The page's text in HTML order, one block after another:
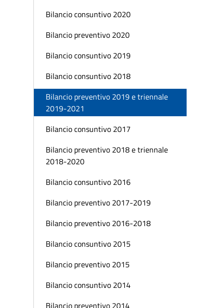
Bilancio consuntivo 2020
Bilancio preventivo 2020
Bilancio consuntivo 2019
Bilancio consuntivo 2018
Bilancio preventivo 2019 e triennale
2019-2021
Bilancio consuntivo 2017
Bilancio preventivo 2018 e triennale
2018-2020
Bilancio consuntivo 2016
Bilancio preventivo 2017-2019
Bilancio preventivo 2016-2018
Bilancio consuntivo 2015
Bilancio preventivo 2015
Bilancio consuntivo 2014
Bilancio preventivo 2014